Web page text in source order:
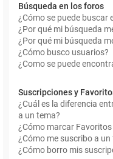
Búsqueda en los foros
¿Cómo se puede buscar
¿Por qué mi búsqueda
¿Por qué mi búsqueda
¿Cómo busco usuarios?
¿Como se puede
Suscripciones y
¿Cuál es la diferencia
a un tema?
¿Cómo marcar
¿Cómo me suscribo a
¿Cómo borro mis